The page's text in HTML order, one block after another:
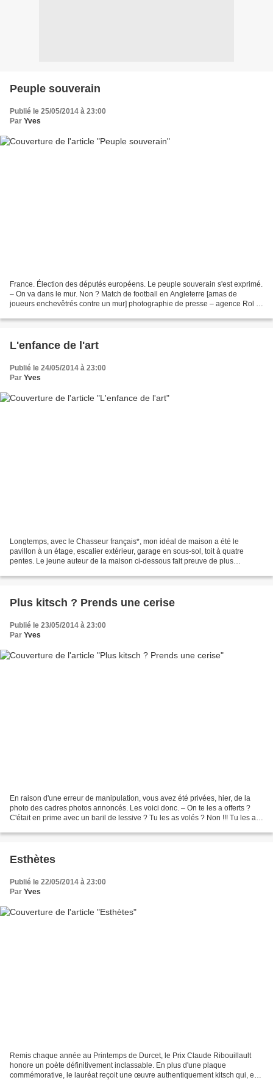
Peuple souverain
Publié le 25/05/2014 à 23:00
Par Yves
France. Élection des députés européens. Le peuple souverain s'est exprimé.
– On va dans le mur. Non ? Match de football en Angleterre [amas de
joueurs enchevêtrés contre un mur] photographie de presse – agence Rol –
L'enfance de l'art
Publié le 24/05/2014 à 23:00
Par Yves
Longtemps, avec le Chasseur français*, mon idéal de maison a été le
pavillon à un étage, escalier extérieur, garage en sous-sol, toit à quatre
pentes. Le jeune auteur de la maison ci-dessous fait preuve de plus
Plus kitsch ? Prends une cerise
Publié le 23/05/2014 à 23:00
Par Yves
En raison d'une erreur de manipulation, vous avez été privées, hier, de la
photo des cadres photos annoncés. Les voici donc. – On te les a offerts ?
C'était en prime avec un baril de lessive ? Tu les as volés ? Non !!! Tu les as
Esthètes
Publié le 22/05/2014 à 23:00
Par Yves
Remis chaque année au Printemps de Durcet, le Prix Claude Ribouillault
honore un poète définitivement inclassable. En plus d'une plaque
commémorative, le lauréat reçoit une œuvre authentiquement kitsch qui, en